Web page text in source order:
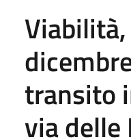
transito
via delle